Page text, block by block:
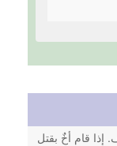
قام أخٌ بقتل